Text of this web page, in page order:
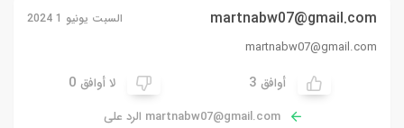
martnabw07@gmail.com السبت يونيو 1 2024
martnabw07@gmail.com
أوافق 3 لا أوافق 0
martnabw07@gmail.com الرد على